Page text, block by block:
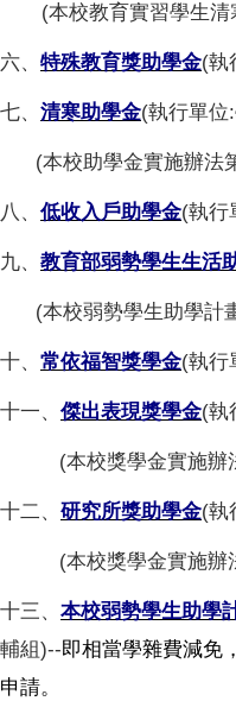
(本校教育實習學生清
六、 特殊教育獎助學金(執
七、 清寒助學金(執行單位
(本校助學金實施辦法
八、 低收入戶助學金(執行
九、 教育部弱勢學生生活
(本校弱勢學生助學計
十、 常依福智獎學金(執行
十一、 傑出表現獎學金(執
(本校獎學金實施辦法
十二、 研究所獎助學金(執
(本校獎學金實施辦法
十三、 本校弱勢學生助學
輔組)--即相當學雜費減免
申請。